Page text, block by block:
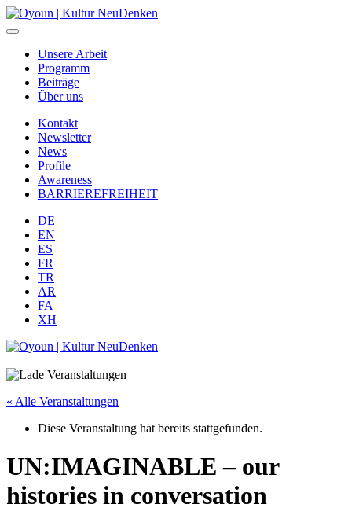
Unsere Arbeit
Programm
Beiträge
Über uns
Kontakt
Newsletter
News
Profile
Awareness
BARRIEREFREIHEIT
DE
EN
ES
FR
TR
AR
FA
XH
« Alle Veranstaltungen
Diese Veranstaltung hat bereits stattgefunden.
UN:IMAGINABLE – our
histories in conversation